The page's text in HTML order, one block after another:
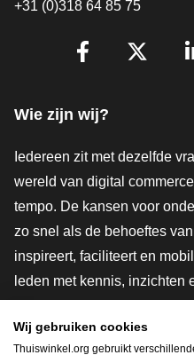
+31 (0)318 64 85 75
Volg je ons al?
Wie zijn wij?
Iedereen zit met dezelfde
wereld van digital
tempo. De kansen voor
zo snel als de behoeftes
inspireert, faciliteert en
leden met kennis, inzichten
innovatievere toekomst. Dus
Wij gebruiken cookies
Thuiswinkel.org gebruikt